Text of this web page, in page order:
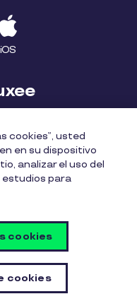
iOS
con nosotros
de uso
cookies”, usted
en su dispositivo
analizar el uso del
estudios para
cookies
cookies